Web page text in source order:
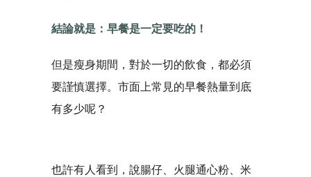
結論就是：早餐是一定要吃的！
但是瘦身期間，對於一切的飲食，都必須
要謹慎選擇。市面上常見的早餐熱量到底
有多少呢？
也許有人看到，說腸仔、火腿通心粉、米